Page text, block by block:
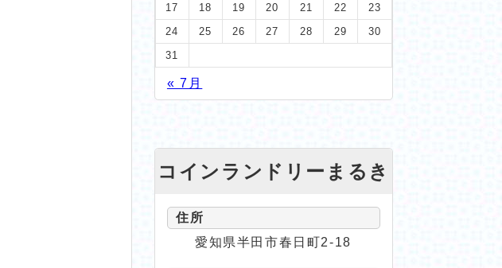
17
18 19 20 21 22
23
24
25 26 27 28 29
30
31
« 7月
コインランドリーまるき
住所
愛知県半田市春日町2-18